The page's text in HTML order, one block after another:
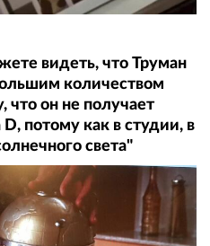
видеть, что Труман
количеством
что он не получает
потому как в студии, в
света"